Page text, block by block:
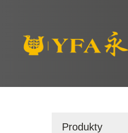
Produkty